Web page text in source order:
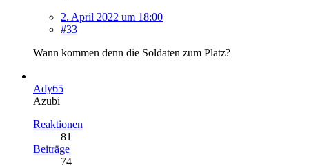
2. April 2022 um 18:00
#33
Wann kommen denn die Soldaten zum Platz?
Ady65
Azubi
Reaktionen
81
Beiträge
74